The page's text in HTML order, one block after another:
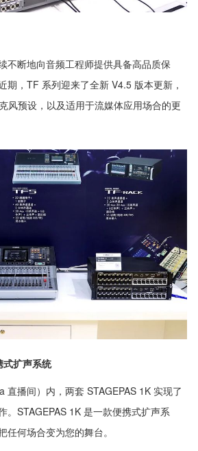
不断地向音频工程师提供具备高品质保
期，TF 系列迎来了全新 V4.5 版本更新，
风预设，以及适用于流媒体应用场合的更
式扩声系统
直播间）内，两套 STAGEPAS 1K 实现了
。STAGEPAS 1K 是一款便携式扩声系
何场合变为您的舞台。